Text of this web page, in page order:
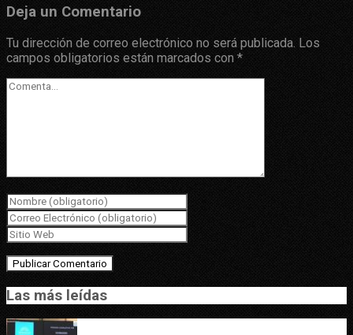
Deja un Comentario
Tu dirección de correo electrónico no será publicada. Los
campos obligatorios están marcados con *
Las más leídas